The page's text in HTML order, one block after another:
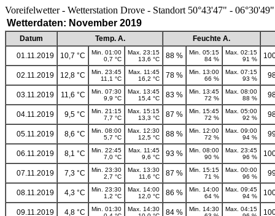
Voreifelwetter - Wetterstation Drove - Standort 50°43'47" - 06°30'49"
Wetterdaten: November 2019
Datum Temp. A.
Feuchte A.
01.11.2019
10,7 °C
Min. 01:00
0,7 °C
Max. 23:15
13,6 °C
88 %
Min. 05:15
84 %
Max. 02:15
91 %
02.11.2019 12,8 °C
Min. 23:45
11,1 °C
Max. 11:45
16,2 °C
78 %
Min. 13:00
66 %
Max. 07:15
93 %
03.11.2019 11,6 °C
Min. 07:30
9,9 °C
Max. 13:45
15,4 °C
83 %
Min. 13:45
72 %
Max. 08:00
88 %
04.11.2019 9,5 °C
Min. 21:15
7,7 °C
Max. 15:15
13,3 °C
87 %
Min. 15:45
72 %
Max. 05:00
92 %
05.11.2019 8,6 °C
Min. 08:00
5,7 °C
Max. 12:30
12,5 °C
88 %
Min. 12:00
72 %
Max. 09:00
94 %
06.11.2019 8,1 °C
Min. 22:45
7,0 °C
Max. 11:45
9,6 °C
93 %
Min. 08:00
90 %
Max. 23:45
96 %
07.11.2019 7,3 °C
Min. 23:30
2,7 °C
Max. 13:30
11,6 °C
87 %
Min. 15:15
71 %
Max. 00:00
96 %
08.11.2019 4,3 °C
Min. 23:30
1,2 °C
Max. 14:00
12,0 °C
86 %
Min. 14:00
64 %
Max. 09:45
94 %
09.11.2019 4,8 °C
Min. 01:30
Max. 14:30
84 %
Min. 14:30
Max. 04:15